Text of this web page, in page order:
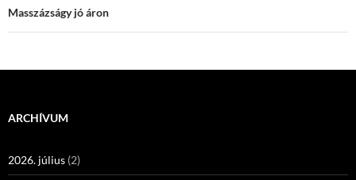
Masszázságy jó áron
ARCHÍVUM
2026. július (2)